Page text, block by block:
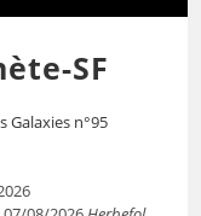
SF
Galaxies n°95